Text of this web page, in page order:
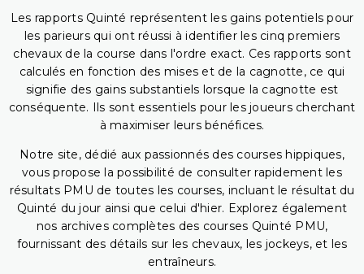
Les rapports Quinté représentent les gains potentiels pour
les parieurs qui ont réussi à identifier les cinq premiers
chevaux de la course dans l'ordre exact. Ces rapports sont
calculés en fonction des mises et de la cagnotte, ce qui
signifie des gains substantiels lorsque la cagnotte est
conséquente. Ils sont essentiels pour les joueurs cherchant
à maximiser leurs bénéfices.
Notre site, dédié aux passionnés des courses hippiques,
vous propose la possibilité de consulter rapidement les
résultats PMU de toutes les courses, incluant le résultat du
Quinté du jour ainsi que celui d'hier. Explorez également
nos archives complètes des courses Quinté PMU,
fournissant des détails sur les chevaux, les jockeys, et les
entraîneurs.